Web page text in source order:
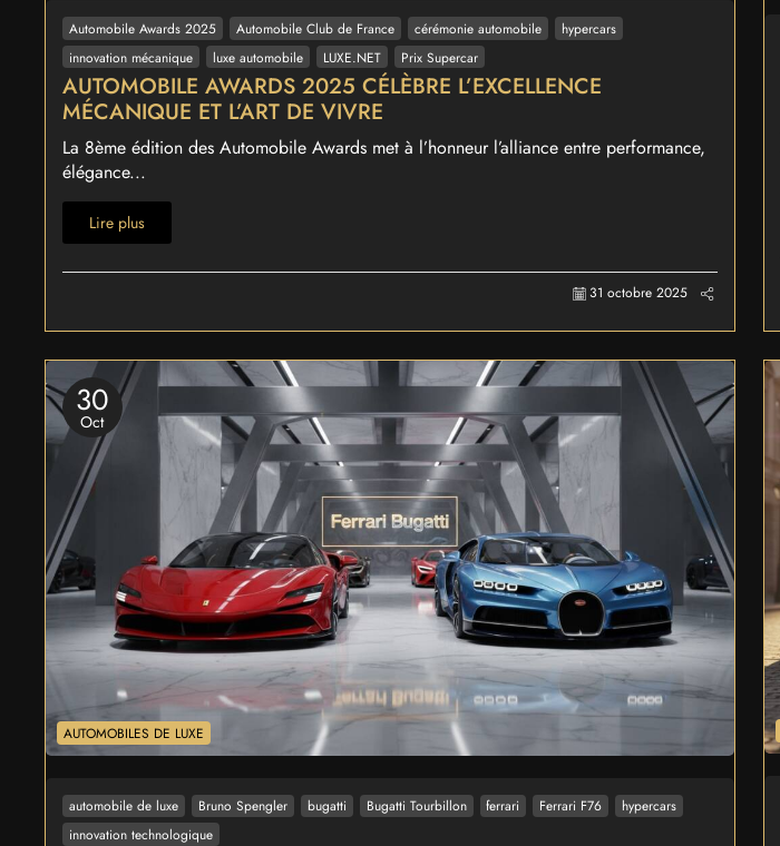
Automobile Awards 2025 Automobile Club de France cérémonie automobile
hypercars
innovation mécanique
luxe automobile LUXE.NET Prix Supercar
AUTOMOBILE AWARDS 2025 CÉLÈBRE L’EXCELLENCE
MÉCANIQUE ET L’ART DE VIVRE
La 8ème édition des Automobile Awards met à l’honneur l’alliance entre performance,
élégance...
Lire plus
31 octobre 2025
30
Oct
AUTOMOBILES DE LUXE
automobile de luxe Bruno Spengler bugatti Bugatti Tourbillon ferrari Ferrari F76
hypercars
innovation technologique